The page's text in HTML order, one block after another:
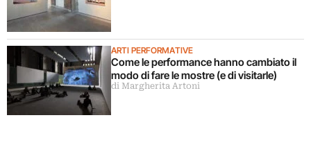
ARTI PERFORMATIVE
Come le performance hanno cambiato il
modo di fare le mostre (e di visitarle)
di Margherita Artoni